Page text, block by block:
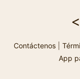
<
Contáctenos
App